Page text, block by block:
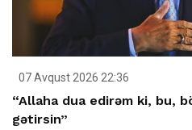
07 Avqust 2026 22:36
“Allaha dua edirəm ki, bu,
gətirsin”